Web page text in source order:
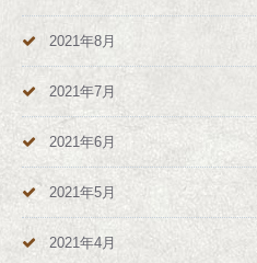
2021年8月
2021年7月
2021年6月
2021年5月
2021年4月